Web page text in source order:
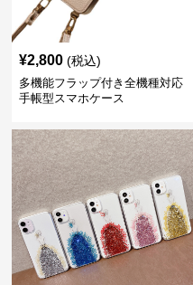
¥2,800 (税込)
多機能フラップ付き全機種対応
手帳型スマホケース